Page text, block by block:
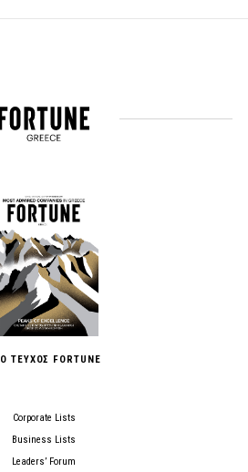
ΤΕΥΧΟΣ FORTUNE
Corporate Lists
Business Lists
Leaders’ Forum